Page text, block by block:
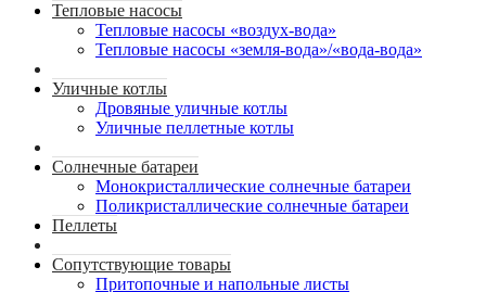
Тепловые насосы
Тепловые насосы «воздух-вода»
Тепловые насосы «земля-вода»/«вода-вода»
Уличные котлы
Дровяные уличные котлы
Уличные пеллетные котлы
Солнечные батареи
Монокристаллические солнечные батареи
Поликристаллические солнечные батареи
Пеллеты
Сопутствующие товары
Притопочные и напольные листы